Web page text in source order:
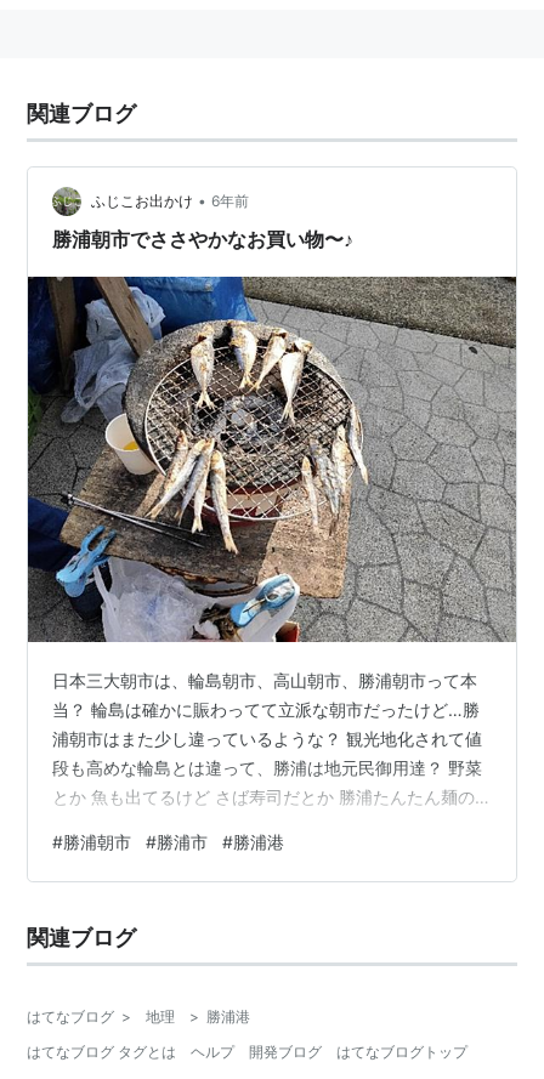
関連ブログ
ふじこお出かけ • 6年前
勝浦朝市でささやかなお買い物〜♪
日本三大朝市は、輪島朝市、高山朝市、勝浦朝市って本
当？ 輪島は確かに賑わってて立派な朝市だったけど…勝
浦朝市はまた少し違っているような？ 観光地化されて値
段も高めな輪島とは違って、勝浦は地元民御用達？ 野菜
とか 魚も出てるけど さば寿司だとか 勝浦たんたん麺の
苦手なんだよね… 手作りアクセサリーの店をひやかし 焼
き魚の試食は見ただけ 神社のこの行列は何？ 夫は境内の
と思っていたら来年のカレンダーを貰う列だったみた
い！ 勝浦朝市はほぼ毎朝、午前6時頃から11時頃まで開
#勝浦朝市 #勝浦市 #勝浦港
関連ブログ
はてなブログ > 地理 > 勝浦港
はてなブログ タグとは
ヘルプ 開発ブログ はてなブログトップ